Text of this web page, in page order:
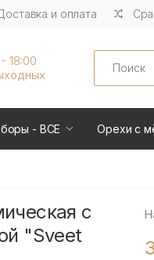
и оплата
18:00
Search
- ВСЕ Орехи с
с
"Sveet